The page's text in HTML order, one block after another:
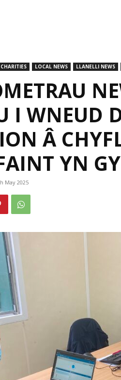
LOCAL NEWS LLANELLI NEWS
I WNEUD
Â
YN
May 2025